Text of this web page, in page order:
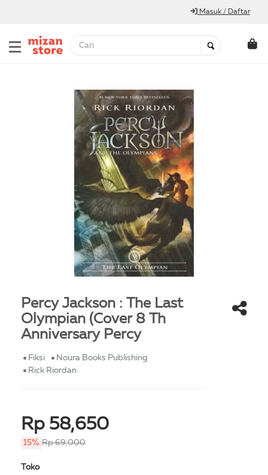
Masuk / Daftar
Percy Jackson : The Last
Olympian (Cover 8 Th
Anniversary Percy
Fiksi
Noura Books Publishing
Rick Riordan
Rp 58,650
15% Rp 69,000
Toko